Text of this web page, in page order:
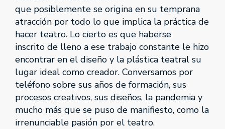
que posiblemente se origina en su temprana
atracción por todo lo que implica la práctica de
hacer teatro. Lo cierto es que haberse
inscrito de lleno a ese trabajo constante le hizo
encontrar en el diseño y la plástica teatral su
lugar ideal como creador. Conversamos por
teléfono sobre sus años de formación, sus
procesos creativos, sus diseños, la pandemia y
mucho más que se puso de manifiesto, como la
irrenunciable pasión por el teatro.